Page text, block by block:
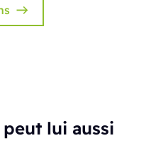
lui aussi